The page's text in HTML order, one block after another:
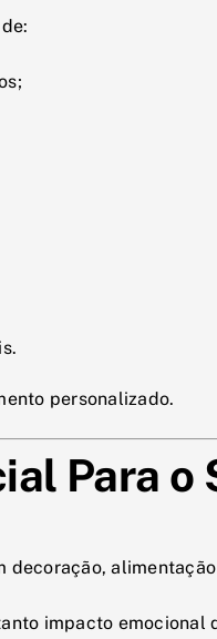
personalizado.
Para o
decoração,
impacto emocional